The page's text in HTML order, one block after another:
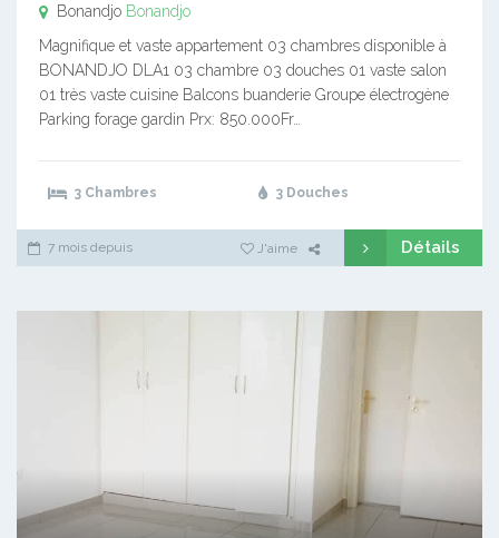
Bonandjo Bonandjo
Magnifique et vaste appartement 03 chambres disponible à
BONANDJO DLA1 03 chambre 03 douches 01 vaste salon
01 très vaste cuisine Balcons buanderie Groupe électrogène
Parking forage gardin Prx: 850.000Fr…
3 Chambres 3 Douches
7 mois depuis J'aime Détails